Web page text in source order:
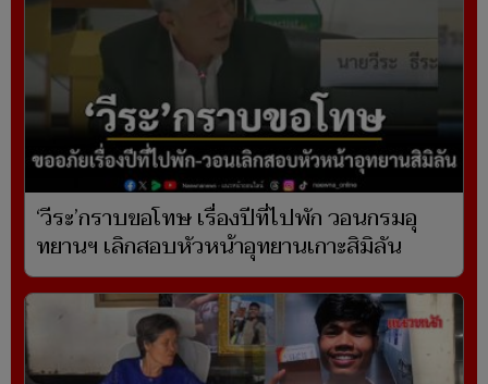
‘วีระ’กราบขอโทษ เรื่องปีที่ไปพัก วอนกรมอุ
ทยานฯ เลิกสอบหัวหน้าอุทยานเกาะสิมิลัน